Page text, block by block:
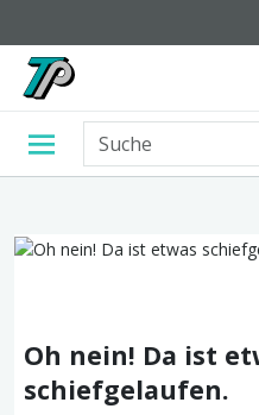
Oh nein! Da ist
schiefgelaufen.